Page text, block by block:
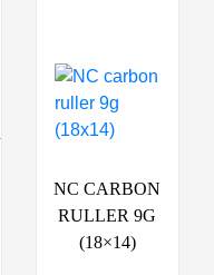
NC CARBON
RULLER 9G
(18×14)